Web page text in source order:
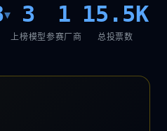
▾ 3
上榜模型
1
参赛厂商
15.5K
总投票数